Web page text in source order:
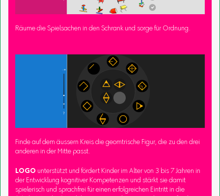
Räume die Spielsachen in den Schrank und sorge für Ordnung.
Finde auf dem äussern Kreis die geomtrische Figur, die zu den drei
anderen in der Mitte passt.
LOGO unterstützt und fördert Kinder im Alter von 3 bis 7 Jahren in
der Entwicklung kognitiver Kompetenzen und stärkt sie damit
spielerisch und sprachfrei für einen erfolgreichen Eintritt in die